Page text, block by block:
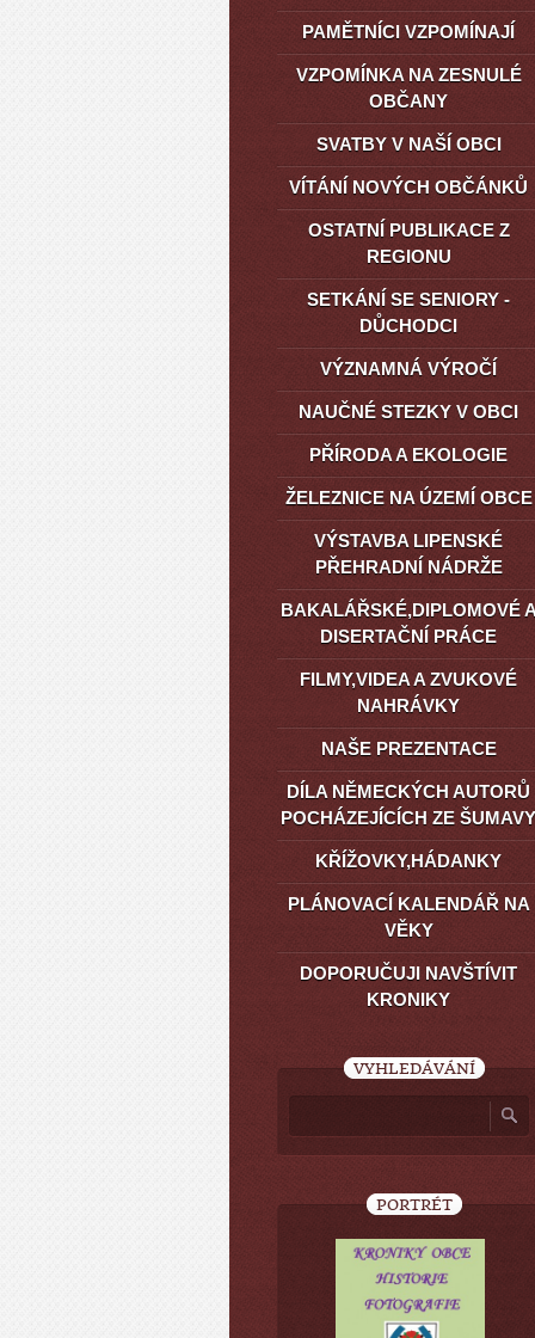
PAMĚTNÍCI VZPOMÍNAJÍ
VZPOMÍNKA NA ZESNULÉ
OBČANY
SVATBY V NAŠÍ OBCI
VÍTÁNÍ NOVÝCH OBČÁNKŮ
OSTATNÍ PUBLIKACE Z
REGIONU
SETKÁNÍ SE SENIORY -
DŮCHODCI
VÝZNAMNÁ VÝROČÍ
NAUČNÉ STEZKY V OBCI
PŘÍRODA A EKOLOGIE
ŽELEZNICE NA ÚZEMÍ OBCE
VÝSTAVBA LIPENSKÉ
PŘEHRADNÍ NÁDRŽE
BAKALÁŘSKÉ,DIPLOMOVÉ
DISERTAČNÍ PRÁCE
FILMY,VIDEA A ZVUKOVÉ
NAHRÁVKY
NAŠE PREZENTACE
DÍLA NĚMECKÝCH AUTORŮ
POCHÁZEJÍCÍCH ZE ŠUMAVY
KŘÍŽOVKY,HÁDANKY
PLÁNOVACÍ KALENDÁŘ NA
VĚKY
DOPORUČUJI NAVŠTÍVIT
KRONIKY
VYHLEDÁVÁNÍ
PORTRÉT